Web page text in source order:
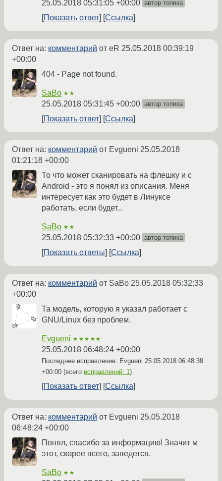
25.05.2018 05:31:05 +00:00 автор топика
Показать ответ Ссылка
Ответ на: комментарий от eR 25.05.2018 00:39:19
+00:00
404 - Page not found.
SaBo ★★
25.05.2018 05:31:45 +00:00 автор топика
Показать ответ Ссылка
Ответ на: комментарий от Evgueni 25.05.2018
01:21:18 +00:00
То что может сканировать на флешку и с
Android - это я понял из описания. Меня
интересует как это будет в Линуксе
работать, если будет...
SaBo ★★
25.05.2018 05:32:33 +00:00 автор топика
Показать ответы Ссылка
Ответ на: комментарий от SaBo 25.05.2018 05:32:33
+00:00
Та модель, которую я указал работает с
GNU/Linux без проблем.
Evgueni ★★★★★
25.05.2018 06:48:24 +00:00
Последнее исправление: Evgueni 25.05.2018 06:48:38
+00:00 (всего исправлений: 1)
Показать ответ Ссылка
Ответ на: комментарий от Evgueni 25.05.2018
06:48:24 +00:00
Понял, спасибо за информацию! Значит м
этот, скорее всего, заведется.
SaBo ★★